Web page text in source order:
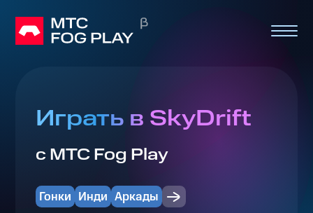
Играть в SkyDrift
с МТС Fog Play
Гонки Инди Аркады